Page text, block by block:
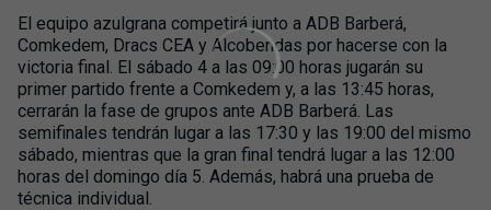
El equipo azulgrana competirá junto a ADB Barberá,
Comkedem, Dracs CEA y Alcobendas por hacerse con la
victoria final. El sábado 4 a las 09:00 horas jugarán su
primer partido frente a Comkedem y, a las 13:45 horas,
cerrarán la fase de grupos ante ADB Barberá. Las
semifinales tendrán lugar a las 17:30 y las 19:00 del mismo
sábado, mientras que la gran final tendrá lugar a las 12:00
horas del domingo día 5. Además, habrá una prueba de
técnica individual.